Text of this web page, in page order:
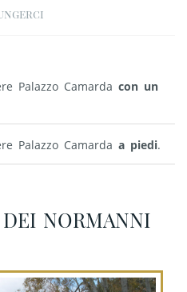
Palazzo Camarda con un
Palazzo Camarda a piedi.
NORMANNI